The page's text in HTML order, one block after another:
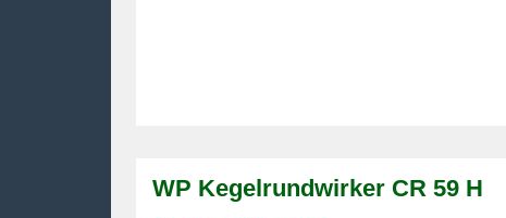
WP Kegelrundwirker CR 59 H